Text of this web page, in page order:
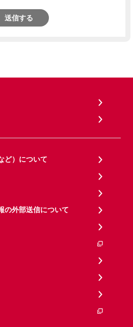
送信する
ど）について
の外部送信について